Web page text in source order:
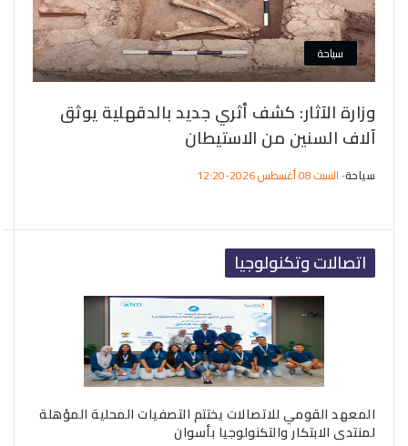
سياحة
وزارة الآثار: كشف أثري جديد بالدقهلية يوثق
آلاف السنين من الاستيطان
سياحة- السبت 08 أغسطس 2026-12:20
اتصالات وتكنولوجيا
المعهد القومي للاتصالات يختتم التصفيات المحلية المؤهلة
لمنتدى الابتكار والتكنولوجيا بأسوان